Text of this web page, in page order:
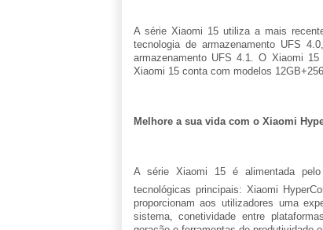
A série Xiaomi 15 utiliza a mais
tecnologia de armazenamento UFS
armazenamento UFS 4.1. O Xiaomi
Xiaomi 15 conta com modelos
Melhore a sua vida com o Xiaomi
A série Xiaomi 15 é alimentada
tecnológicas principais: Xiaomi
proporcionam aos utilizadores uma
sistema, conetividade entre